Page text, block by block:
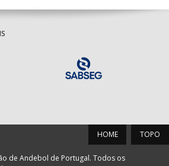
TOPO
HOME
de Andebol de Portugal. Todos os